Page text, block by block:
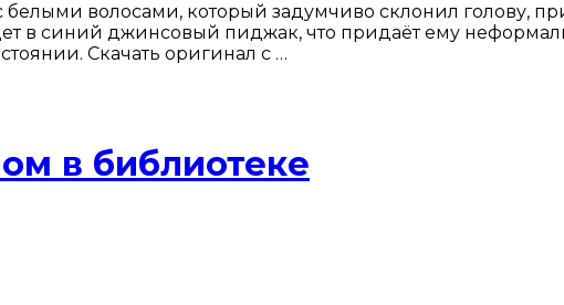
волосами, который задумчиво склонил голову,
в синий джинсовый пиджак, что придаёт ему
Скачать оригинал с …
в библиотеке